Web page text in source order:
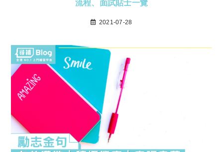
流程、面試貼士一覽
2021-07-28